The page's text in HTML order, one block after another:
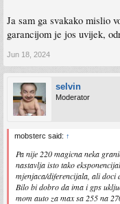
Ja sam ga svakako mislio
garancijom je jos uvijek,
Jun 18, 2024
selvin
Moderator
mobsterc said: ↑
Pa nije 220 magicna neka
nastavlja isto tako
mjenjaca/diferencijala, ali doci
Bilo bi dobro da ima i gps
mom auto za max sa 255 na